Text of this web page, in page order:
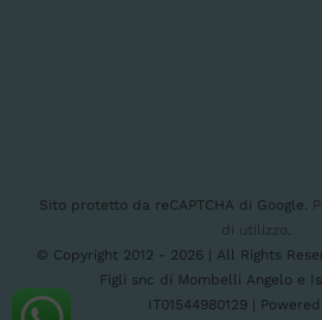
Sito protetto da reCAPTCHA di Google.
di utilizzo.
© Copyright 2012 - 2026 | All Rights
Figli snc di Mombelli Angelo e
IT01544980129 |